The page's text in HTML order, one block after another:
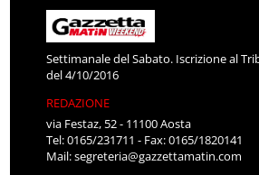
Settimanale del Sabato. Iscrizione al
del 4/10/2016
REDAZIONE
via Festaz, 52 - 11100 Aosta
Tel: 0165/231711 - Fax: 0165/1820141
Mail:segreteria@gazzettamatin.com